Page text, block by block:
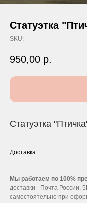
Статуэтка
SKU:
950,00 р.
Статуэтка
Доставка
Мы работаем по 100%
доставки - Почта России,
самостоятельно при